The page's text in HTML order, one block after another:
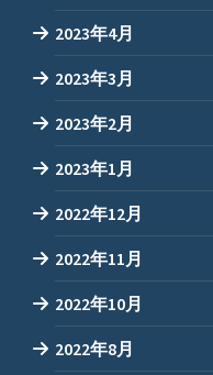
2023年4月
2023年3月
2023年2月
2023年1月
2022年12月
2022年11月
2022年10月
2022年8月